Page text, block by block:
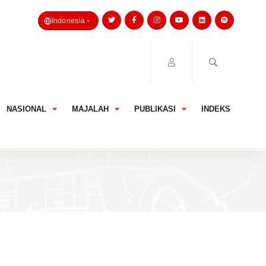
Indonesia
NASIONAL MAJALAH PUBLIKASI INDEKS